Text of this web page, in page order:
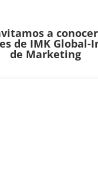
a
de IMK Global-
de Marketing